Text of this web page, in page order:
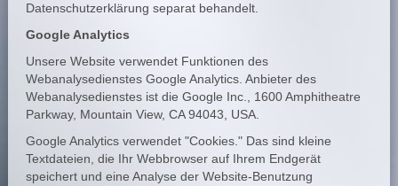
Datenschutzerklärung separat behandelt.
Google Analytics
Unsere Website verwendet Funktionen des
Webanalysedienstes Google Analytics. Anbieter des
Webanalysedienstes ist die Google Inc., 1600 Amphitheatre
Parkway, Mountain View, CA 94043, USA.
Google Analytics verwendet "Cookies." Das sind kleine
Textdateien, die Ihr Webbrowser auf Ihrem Endgerät
speichert und eine Analyse der Website-Benutzung